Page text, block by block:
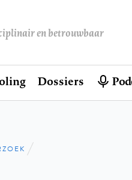
en betrouwbaar
Dossiers